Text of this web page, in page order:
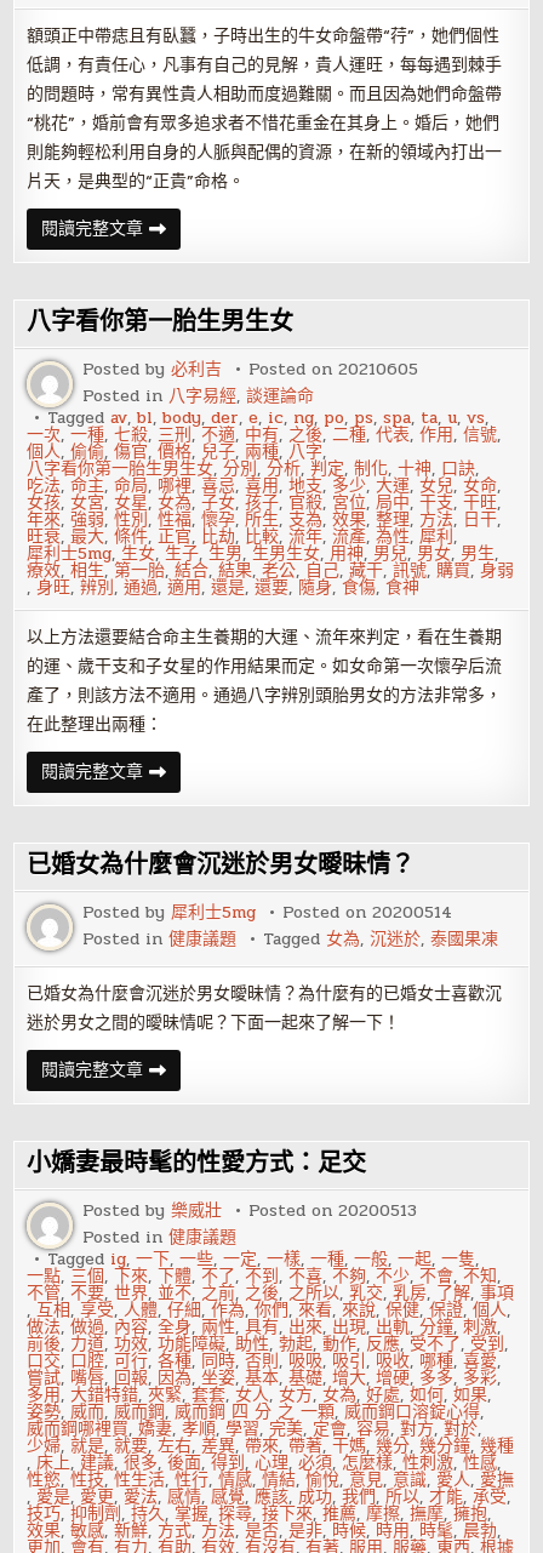
額頭正中帶痣且有臥蠶，子時出生的牛女命盤帶“荇”，她們個性
低調，有責任心，凡事有自己的見解，貴人運旺，每每遇到棘手
的問題時，常有異性貴人相助而度過難關。而且因為她們命盤帶
“桃花”，婚前會有眾多追求者不惜花重金在其身上。婚后，她們
則能夠輕松利用自身的人脈與配偶的資源，在新的領域內打出一
片天，是典型的“正貴”命格。
閱讀完整文章哪
些
生
的
女
人
天
生
福
氣
深
厚
八字看你第一胎生男生女
Posted by必利吉 Posted on20210605
Posted in 八字易經,談運論命
Taggedav,bl,body,der,e, ic, ng, po, ps,spa, ta,u,vs,
一次,一種,七殺, 三刑,不適, 中有, 之後,二種,代表,作用,信號,
個人,偷偷,傷官,價格, 兒子, 兩種, 八字,
八字看你第一胎生男生女,分別,分析,判定,制化,十神, 口訣,
吃法,命主,命局, 哪裡,喜忌,喜用,地支, 多少,大運,女兒,女命,
女孩,女宮,女星,女為,子女,孩子, 官殺, 宮位,局中,干支,干旺,
年來,強弱,性別,性福,懷孕,所生, 支為,效果,整理, 方法, 日干,
旺衰,最大,條件,正官, 比劫, 比較,流年,流產,為性,犀利,
犀利士5mg,生女,生子,生男,生男生女, 用神, 男兒, 男女, 男生,
療效,相生,第一胎,結合,結果,老公, 自己,藏干,訊號,購買,身弱
,身旺,辨別,通過,適用,還是,還要, 隨身,食傷,食神
以上方法還要結合命主生養期的大運、流年來判定，看在生養期
的運、歲干支和子女星的作用結果而定。如女命第一次懷孕后流
產了，則該方法不適用。通過八字辨別頭胎男女的方法非常多，
在此整理出兩種：
閱讀完整文章八
字
看
第
一
胎
生
男
生
女
已婚女為什麼會沉迷於男女曖昧情？
Posted by犀利士5mg Posted on20200514
Posted in健康議題 Tagged女為,沉迷於,泰國果凍
已婚女為什麼會沉迷於男女曖昧情？為什麼有的已婚女士喜歡沉
迷於男女之間的曖昧情呢？下面一起來了解一下！
閱讀完整文章已
婚
女
什
麼
會
沉
迷
於
男
女
曖
昧
情？
小嬌妻最時髦的性愛方式：足交
Posted by樂威壯 Posted on20200513
Posted in健康議題
Tagged ig,一下,一些,一定,一樣,一種,一般,一起,一隻,
一點,三個,下來,下體,不了,不到,不喜,不夠,不少,不會,不知,
不管,不要,世界,並不, 之前, 之後, 之所以,乳交,乳房, 了解,事項
,互相,享受,人體,仔細,作為,你們,來看,來說,保健,保證,個人,
做法,做過, 內容,全身, 兩性,具有, 出來, 出現, 出軌,分鐘,刺激,
前後, 力道,功效,功能障礙,助性,勃起,動作, 反應, 受不了, 受到,
口交, 口腔,可行,各種, 同時,否則, 吸吸, 吸引, 吸收, 哪種,喜愛,
嘗試, 嘴唇, 回報, 因為,坐姿,基本,基礎,增大,增硬, 多多, 多彩,
多用,大錯特錯,夾緊,套套,女人,女方,女為,好處,如何,如果,
姿勢,威而,威而鋼,威而鋼 四 分 之 一顆,威而鋼口溶錠心得,
威而鋼哪裡買,嬌妻,孝順,學習,完美, 定會,容易,對方,對於,
少婦,就是,就要,左右,差異,帶來,帶著,干媽,幾分,幾分鐘,幾種
,床上, 建議,很多,後面,得到,心理,必須, 怎麼樣,性刺激,性感,
性慾,性技,性生活,性行,情感,情結,愉悅, 意見, 意識, 愛人, 愛撫
, 愛是, 愛更, 愛法,感情,感覺,應該, 成功,我們,所以,才能,承受,
技巧,抑制劑,持久,掌握,探尋,接下來,推薦,摩擦,撫摩,擁抱,
效果,敏感,新鮮, 方式, 方法,是否,是非, 時候, 時用, 時髦,晨勃,
更加, 會有,有力,有助,有效,有沒有,有著, 服用, 服藥, 東西,根據